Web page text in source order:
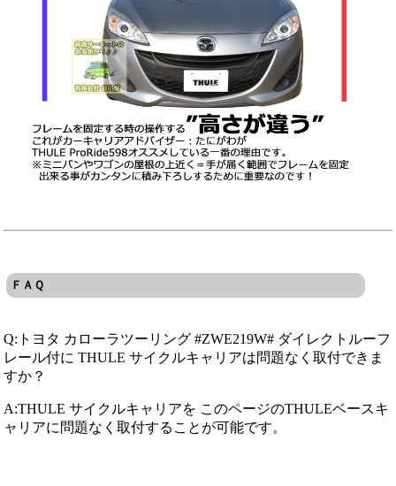
ＦＡＱ
Q:トヨタ カローラツーリング #ZWE219W# ダイレクトルーフ
レール付に THULE サイクルキャリアは問題なく取付できま
すか？
A:THULE サイクルキャリアを このページのTHULEベースキ
ャリアに問題なく取付することが可能です。